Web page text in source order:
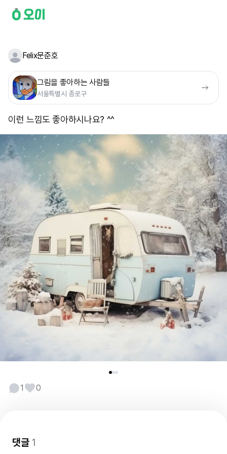
Felix문준호
그림을 좋아하는 사람들
서울특별시 종로구
이런 느낌도 좋아하시나요? ^^
1 0
댓글1